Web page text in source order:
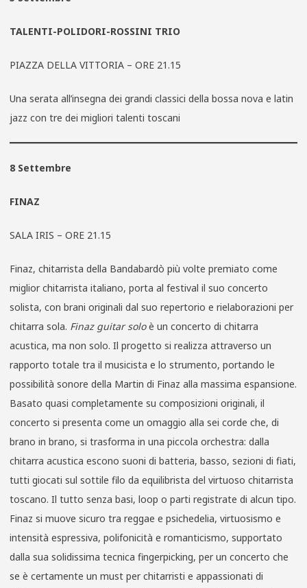
TALENTI-POLIDORI-ROSSINI TRIO
PIAZZA DELLA VITTORIA – ORE 21.15
Una serata all’insegna dei grandi classici della bossa nova e latin
jazz con tre dei migliori talenti toscani
8 Settembre
FINAZ
SALA IRIS – ORE 21.15
Finaz, chitarrista della Bandabardò più volte premiato come
miglior chitarrista italiano, porta al festival il suo concerto
solista, con brani originali dal suo repertorio e rielaborazioni per
chitarra sola. Finaz guitar soloè un concerto di chitarra
acustica, ma non solo. Il progetto si realizza attraverso un
rapporto totale tra il musicista e lo strumento, portando le
possibilità sonore della Martin di Finaz alla massima espansione.
Basato quasi completamente su composizioni originali, il
concerto si presenta come un omaggio alla sei corde che, di
brano in brano, si trasforma in una piccola orchestra: dalla
chitarra acustica escono suoni di batteria, basso, sezioni di fiati,
tutti giocati sul sottile filo da equilibrista del virtuoso chitarrista
toscano. Il tutto senza basi, loop o parti registrate di alcun tipo.
Finaz si muove sicuro tra reggae e psichedelia, virtuosismo e
intensità espressiva, polifonicità e romanticismo, supportato
dalla sua solidissima tecnica fingerpicking, per un concerto che
se è certamente un must per chitarristi e appassionati di